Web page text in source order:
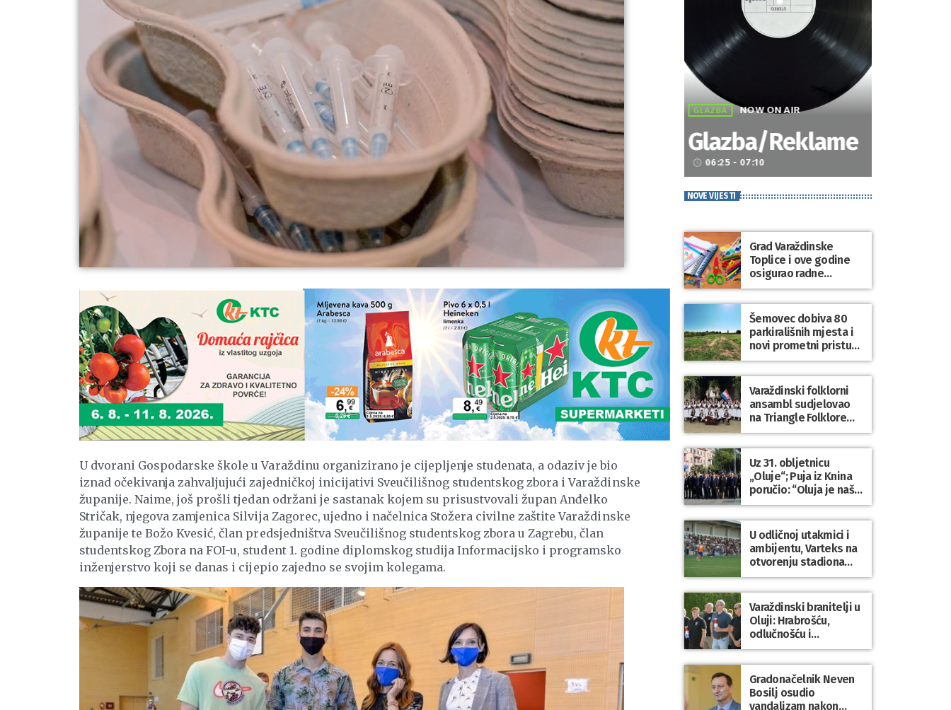
U dvorani Gospodarske škole u Varaždinu organizirano je cijepljenje studenata, a odaziv je bio
iznad očekivanja zahvaljujući zajedničkoj inicijativi Sveučilišnog studentskog zbora i Varaždinske
županije. Naime, još prošli tjedan održani je sastanak kojem su prisustvovali župan Anđelko
Stričak, njegova zamjenica Silvija Zagorec, ujedno i načelnica Stožera civilne zaštite Varaždinske
županije te Božo Kvesić, član predsjedništva Sveučilišnog studentskog zbora u Zagrebu, član
studentskog Zbora na FOI-u, student 1. godine diplomskog studija Informacijsko i programsko
inženjerstvo koji se danas i cijepio zajedno se svojim kolegama.
GLAZBA NOW ON AIR
Glazba/Reklame
access_time 06:25 - 07:10
NOVE VIJESTI
Grad Varaždinske
Toplice i ove godine
osigurao radne
bilježnice i dodatni
obrazovni materijal za
sve osnovnoškolce
Šemovec dobiva 80
parkirališnih mjesta i
novi prometni pristup
groblju
Varaždinski folklorni
ansambl sudjelovao
na Triangle Folklore
Festivalu u Danskoj
Uz 31. obljetnicu
„Oluje“; Puja iz Knina
poručio: “Oluja je naša
najveća pobjeda,
simbol slobode i
zajedništva!”
U odličnoj utakmici i
ambijentu, Varteks na
otvorenju stadiona
odigrao 1:1 s
Mariborom
Varaždinski branitelji u
Oluji: Hrabrošću,
odlučnošću i
zajedništvom do
slobodne Hrvatske!
Gradonačelnik Neven
Bosilj osudio
vandalizam nakon